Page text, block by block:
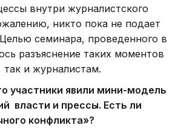
внутри журналистского
никто пока не подает
семинара, проведенного в
разъяснение таких моментов
так и журналистам.
участники явили мини-модель
власти и прессы. Есть ли
конфликта»?